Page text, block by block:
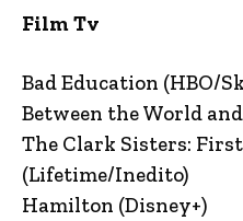
Film Tv
Bad Education (HBO/
Between the World
The Clark Sisters:
(Lifetime/Inedito)
Hamilton (Disney+)